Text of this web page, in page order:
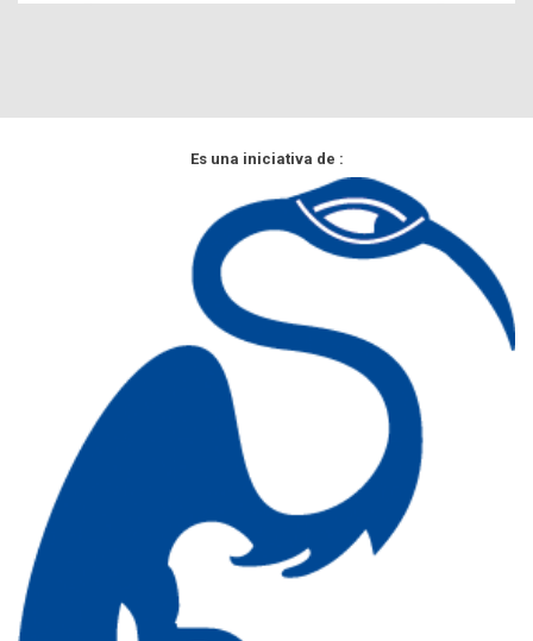
Es una iniciativa de :